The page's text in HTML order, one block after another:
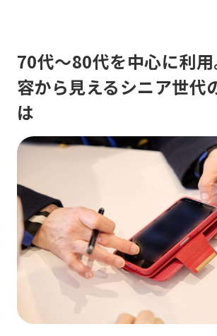
70代～80代を中心に利
容から見えるシニア世代
は